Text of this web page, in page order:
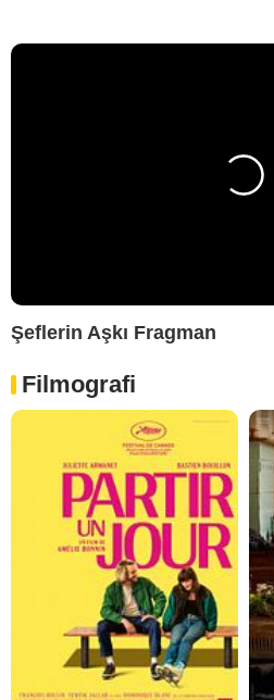
Şeflerin Aşkı Fragman
Filmografi